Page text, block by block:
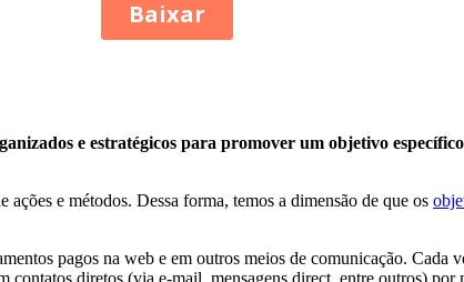
e estratégicos para promover um objetivo
e métodos. Dessa forma, temos a dimensão de que os
pagos na web e em outros meios de comunicação.
diretos (via e-mail, mensagens direct, entre outros) por